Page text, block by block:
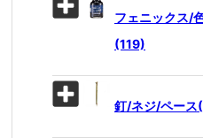
フェニックス/
(119)
釘/ネジ/ペース